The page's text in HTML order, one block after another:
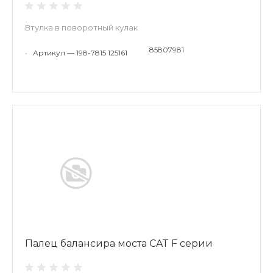
Втулка в поворотный кулак
• Артикул — 198-7815 125161 85807981
Палец балансира моста CAT F серии